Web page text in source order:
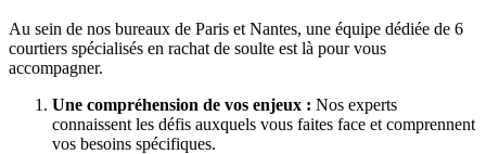
Au sein de nos bureaux de Paris et Nantes, une équipe dédiée de 6
courtiers spécialisés en rachat de soulte est là pour vous
accompagner.
Une compréhension de vos enjeux : Nos experts
connaissent les défis auxquels vous faites face et comprennent
vos besoins spécifiques.